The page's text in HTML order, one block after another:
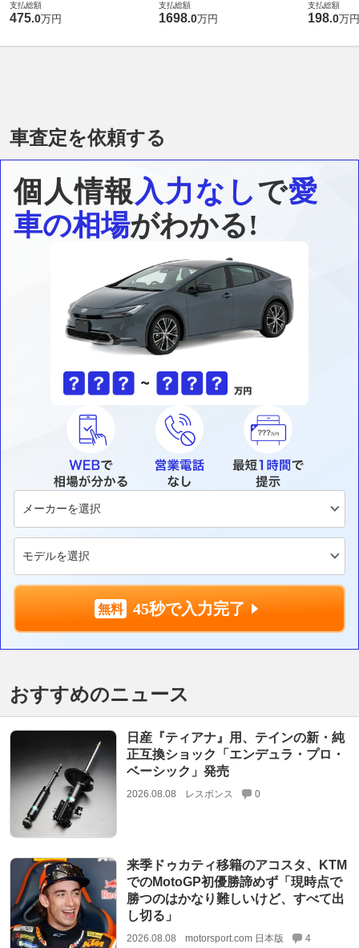
支払総額
475.0万円
支払総額
1698.0万円
支払総額
198.0万円
車査定を依頼する
個人情報入力なしで愛
車の相場がわかる!
45秒で入力完了
おすすめのニュース
日産『ティアナ』用、テインの新・純
正互換ショック「エンデュラ・プロ・
ベーシック」発売
2026.08.08 レスポンス 0
来季ドゥカティ移籍のアコスタ、KTM
でのMotoGP初優勝諦めず「現時点で
勝つのはかなり難しいけど、すべて出
し切る」
2026.08.08 motorsport.com 日本版 4